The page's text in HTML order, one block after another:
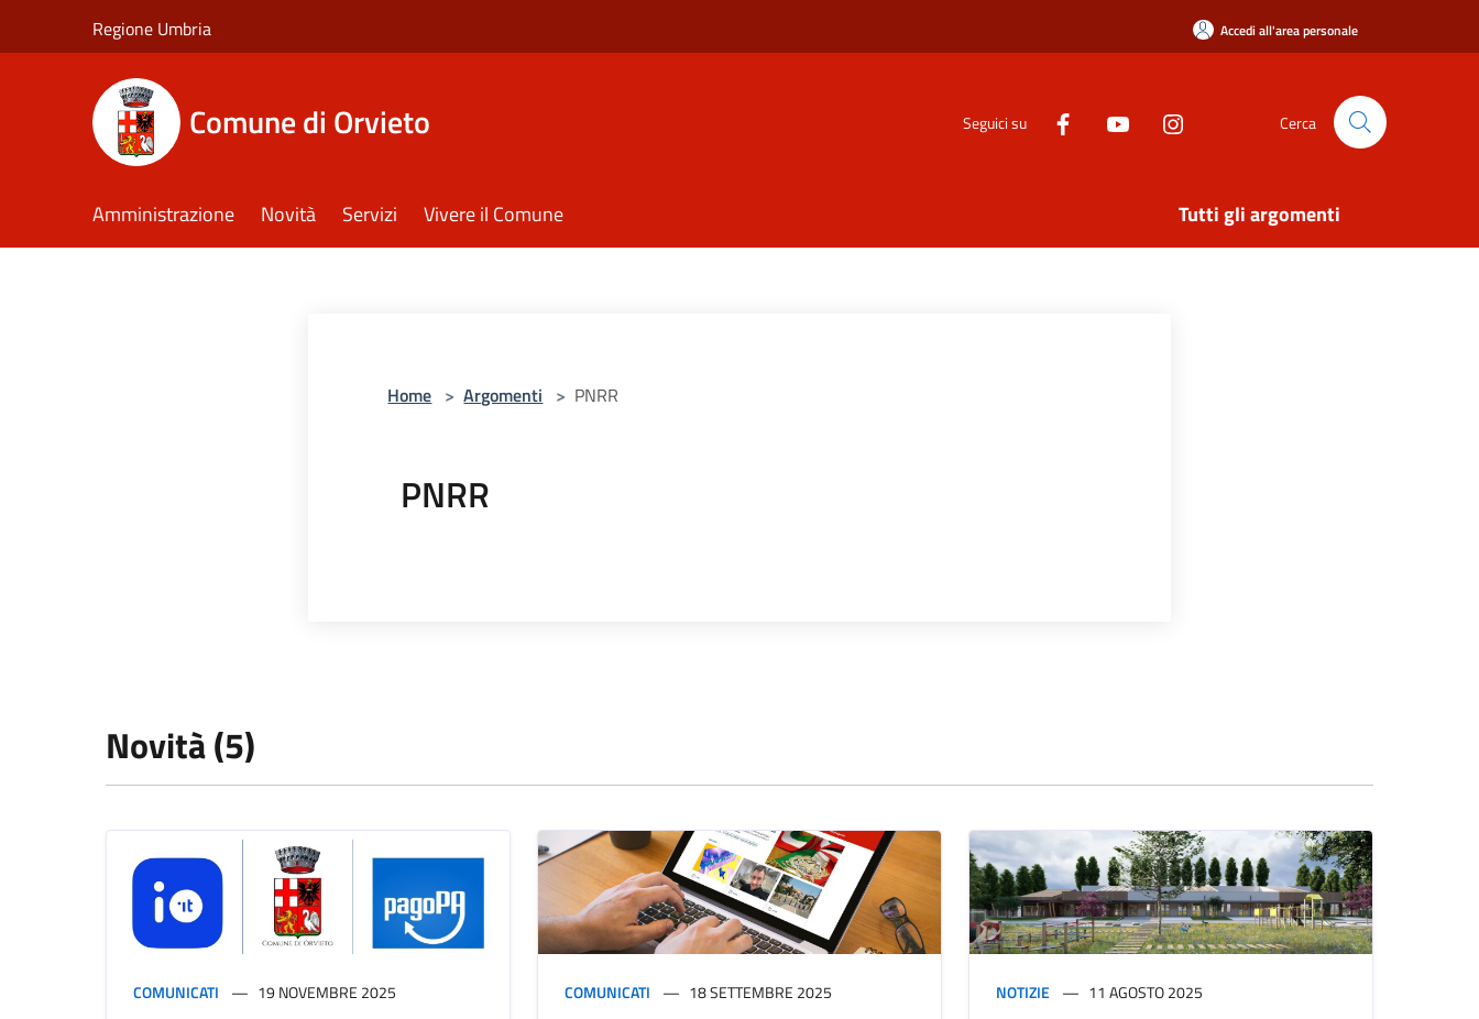
Regione Umbria Accedi all'area personale
Comune di Orvieto Seguici su Cerca
Amministrazione Novità Servizi Vivere il Comune Tutti gli argomenti
Home > Argomenti > PNRR
PNRR
Novità (5)
COMUNICATI 19 NOVEMBRE 2025 COMUNICATI 18 SETTEMBRE 2025 NOTIZIE 11 AGOSTO 2025